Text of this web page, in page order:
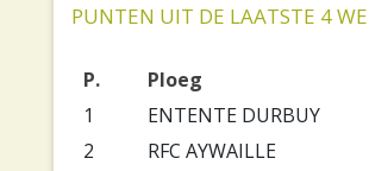
PUNTEN UIT DE LAATSTE 4
P.
Ploeg
1
ENTENTE DURBUY
2
RFC AYWAILLE